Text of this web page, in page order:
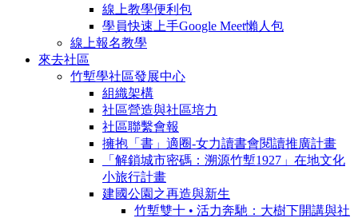
線上教學便利包
學員快速上手Google Meet懶人包
線上報名教學
來去社區
竹塹學社區發展中心
組織架構
社區營造與社區培力
社區聯繫會報
擁抱「書」適圈-女力讀書會閱讀推廣計畫
「解鎖城市密碼：溯源竹塹1927」在地文化
小旅行計畫
建國公園之再造與新生
竹塹雙十 • 活力奔馳： 大樹下開講與社